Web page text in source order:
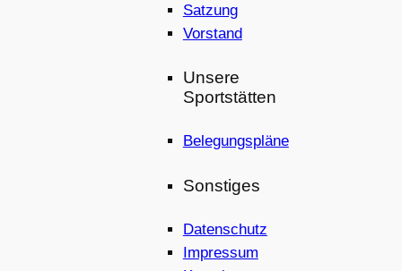
Satzung
Vorstand
Unsere
Sportstätten
Belegungspläne
Sonstiges
Datenschutz
Impressum